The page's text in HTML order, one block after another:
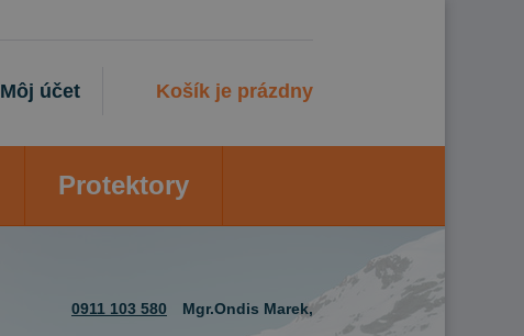
Košík je prázdny
Môj účet
Protektory
0911 103 580 Mgr.Ondis Marek,